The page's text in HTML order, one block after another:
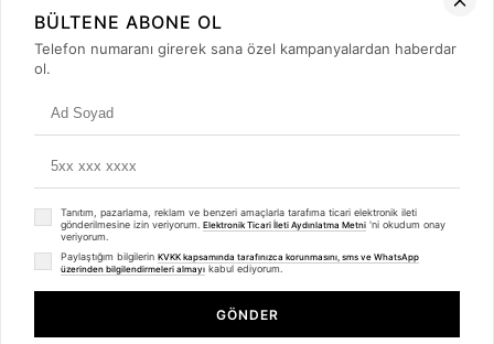
+90 (850) 473 08 08
© 2008 - 2026merterelektronik.com
- Tüm Hakları Saklıdır. Kredi kartı bilgileriniz 256bit SSL sertifikası ile
Whatsapp
BÜLTENE ABONE OL
Telefon numaranı girerek sana özel kampanyalardan haberdar
ol.
Tanıtım, pazarlama, reklam ve benzeri amaçlarla tarafıma ticari elektronik ileti
gönderilmesine izin veriyorum. Elektronik Ticari İleti Aydınlatma Metni 'ni okudum onay
veriyorum.
Paylaştığım bilgilerin KVKK kapsamında tarafınızca korunmasını, sms ve WhatsApp
üzerinden bilgilendirmeleri almayı kabul ediyorum.
GÖNDER